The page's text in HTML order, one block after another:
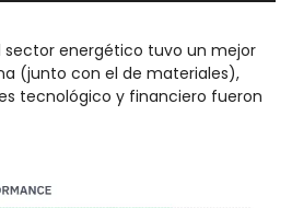
sector energético tuvo un mejor
(junto con el de materiales),
tecnológico y financiero fueron